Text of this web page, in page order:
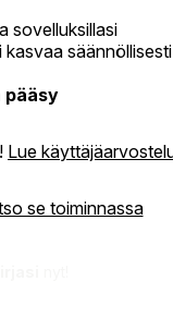
sovelluksillasi
säännöllisesti
pääsy
Lue
se toiminnassa